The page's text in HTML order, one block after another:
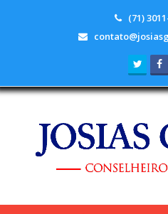
(71)
Twitter